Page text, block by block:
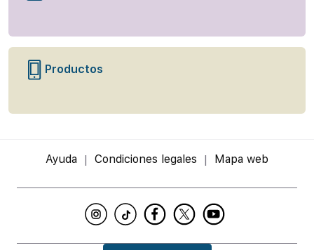
Productos
Ayuda Condiciones legales Mapa web